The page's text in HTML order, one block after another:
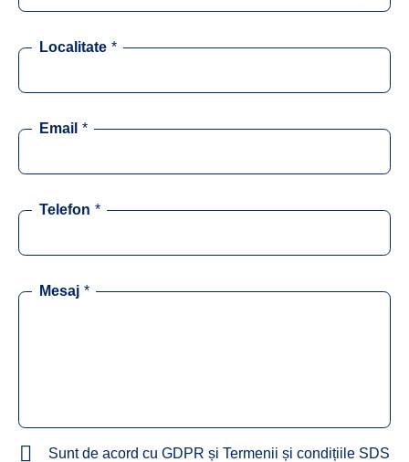
Localitate *
Email *
Telefon *
Mesaj *
Sunt de acord cu GDPR și Termenii și condițiile SDS